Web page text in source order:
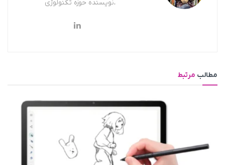
،نویسنده حوزه تکنولوژی
مطالب مرتبط